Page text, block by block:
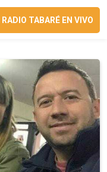
RADIO TABARÉ EN VIVO